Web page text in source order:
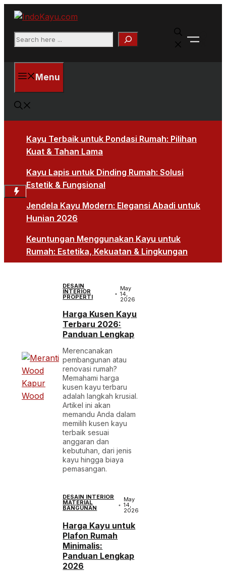
Skip
content
Search
X
Menu
Kayu Terbaik untuk Pondasi Rumah: Pilihan
Kuat & Tahan Lama
Kayu Lapis untuk Dinding Rumah: Solusi
Estetik & Fungsional
Jendela Kayu Modern: Elegansi Abadi untuk
Hunian 2026
Keuntungan Menggunakan Kayu untuk
Rumah: Estetika, Kekuatan & Lingkungan
DESAIN
INTERIOR
PROPERTI
May
14,
2026
Harga Kusen Kayu
Terbaru 2026:
Panduan Lengkap
Merencanakan
pembangunan atau
renovasi rumah?
Memahami harga
kusen kayu terbaru
adalah langkah krusial.
Artikel ini akan
memandu Anda dalam
memilih kusen kayu
terbaik sesuai
anggaran dan
kebutuhan, dari jenis
kayu hingga biaya
pemasangan.
DESAIN INTERIOR
MATERIAL
BANGUNAN
May
14,
2026
Harga Kayu untuk
Plafon Rumah
Minimalis:
Panduan Lengkap
2026